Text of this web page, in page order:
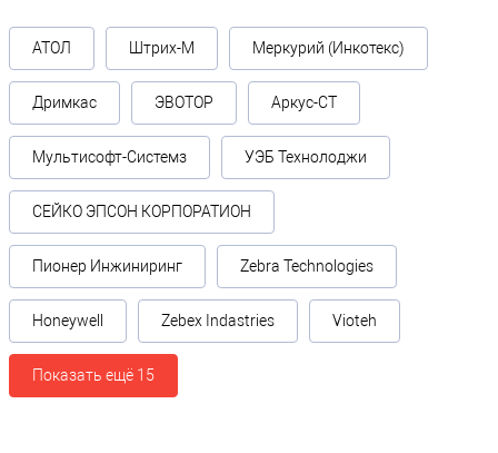
АТОЛ Штрих-М Меркурий (Инкотекс)
Дримкас ЭВОТОР Аркус-СТ
Мультисофт-Системз УЭБ Технолоджи
СЕЙКО ЭПСОН КОРПОРАТИОН
Пионер Инжиниринг Zebra Technologies
Honeywell Zebex Indastries Vioteh
Показать ещё 15